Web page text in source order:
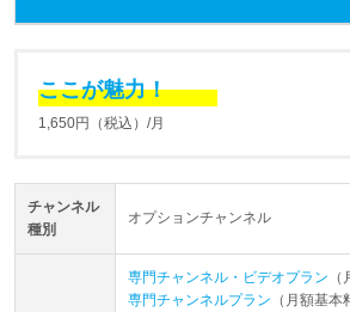
ここが魅力！
1,650円（税込）/月
チャンネル
種別
オプションチャンネル
専門チャンネル・ビデオプラン
専門チャンネルプラン （月額基本